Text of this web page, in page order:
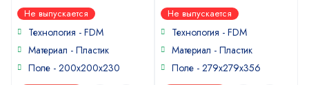
0
out
of
Не выпускается
Технология - FDM
Материал - Пластик
Поле - 200x200x230
4out of
5Не выпускается
Технология - FDM
Материал - Пластик
Поле - 279x279x356